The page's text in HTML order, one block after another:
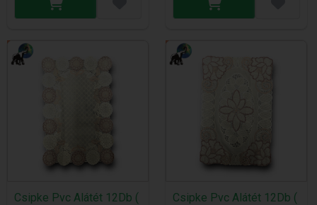
Csipke Pvc Alátét 12Db (
Csipke Pvc Alátét 12Db (